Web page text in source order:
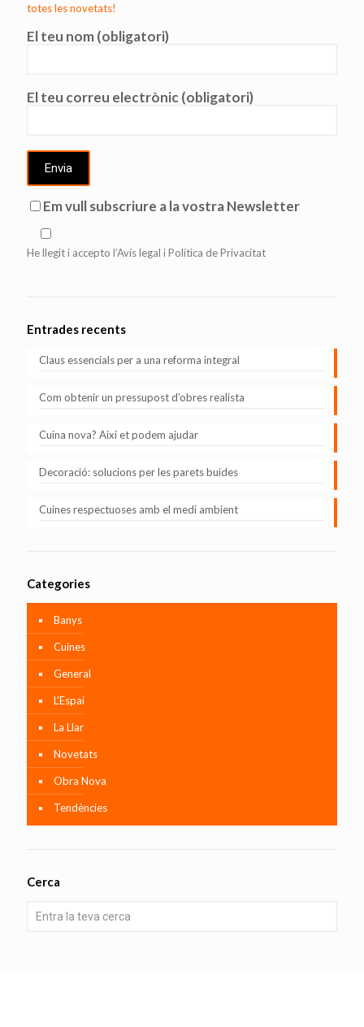
totes les novetats!
El teu nom (obligatori)
El teu correu electrònic (obligatori)
Em vull subscriure a la vostra Newsletter
He llegit i accepto l’Avís legal i Política de Privacitat
Entrades recents
Claus essencials per a una reforma integral
Com obtenir un pressupost d’obres realista
Cuina nova? Així et podem ajudar
Decoració: solucions per les parets buides
Cuines respectuoses amb el medi ambient
Categories
Banys
Cuines
General
L'Espai
La Llar
Novetats
Obra Nova
Tendències
Cerca